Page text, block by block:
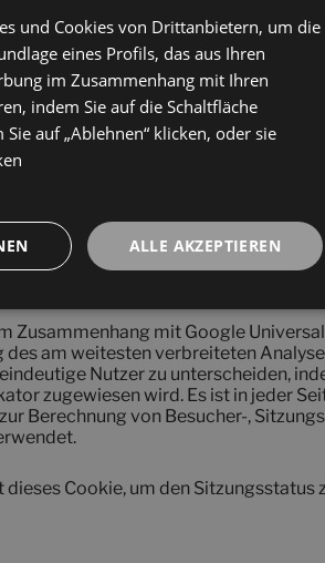
soll die Sicherheit der Website
Angriffe verhindert.
Script.com verwendet dieses
der Besucher zu speichern. Es ist
Zusammenhang mit Google
am weitesten verbreiteten
Nutzer zu unterscheiden,
zugewiesen wird. Es ist in jeder
Berechnung von Besucher-,
Cookie, um den Sitzungsstatus
und Cookies von Drittanbietern, um die
eines Profils, das aus Ihren
im Zusammenhang mit Ihren
indem Sie auf die Schaltfläche
Sie auf „Ablehnen“ klicken, oder sie
ALLE AKZEPTIEREN